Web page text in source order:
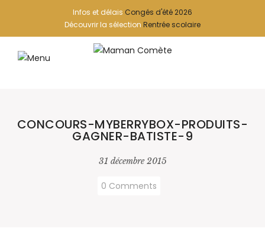
Infos et délais Congés d'été 2026
Découvrir la sélection Rentrée scolaire
CONCOURS-MYBERRYBOX-PRODUITS-
GAGNER-BATISTE-9
31 décembre 2015
0 Comments